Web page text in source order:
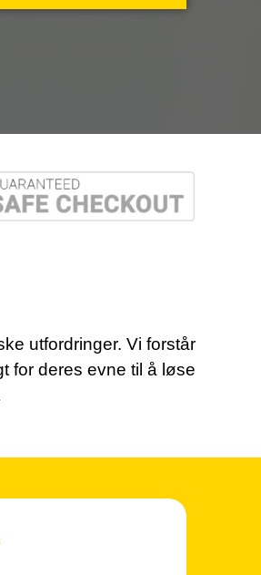
utfordringer. Vi forstår
for deres evne til å løse